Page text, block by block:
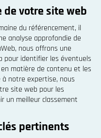
de votre site web
du référencement, il
analyse approfondie de
nous offrons une
pour identifier les éventuels
matière de contenu et les
notre expertise, nous
site web pour les
un meilleur classement
pertinents